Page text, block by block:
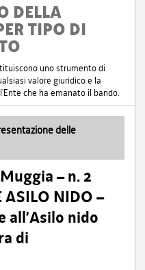
DELLA
TIPO DI
uno strumento di
valore giuridico e la
che ha emanato il bando.
delle
– n. 2
ASILO NIDO –
all’Asilo nido
di